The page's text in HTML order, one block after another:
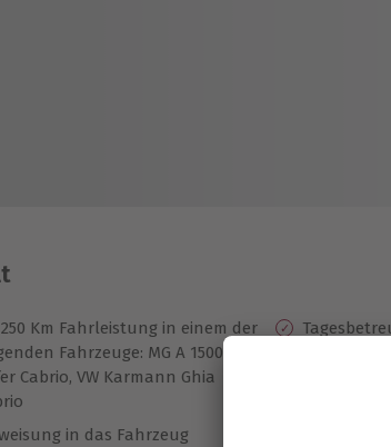
250 Km Fahrleistung in einem der
Fahrzeuge: MG A 1500, VW
Cabrio, VW Karmann Ghia
in das Fahrzeug
Pokalen